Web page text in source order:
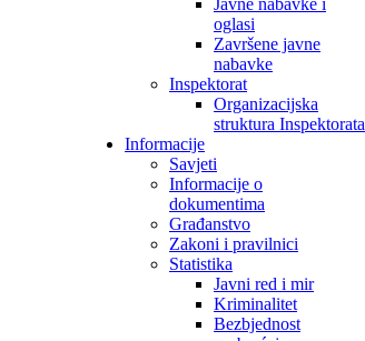
Javne nabavke i
oglasi
Završene javne
nabavke
Inspektorat
Organizacijska
struktura Inspektorata
Informacije
Savjeti
Informacije o
dokumentima
Građanstvo
Zakoni i pravilnici
Statistika
Javni red i mir
Kriminalitet
Bezbjednost